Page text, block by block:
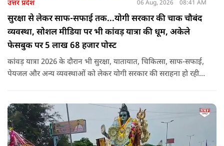
उत्तर प्रदेश 06 Aug, 2026 08:41 AM
सुरक्षा से लेकर साफ-सफाई तक...योगी सरकार की चाक चौबंद
व्यवस्था, सोशल मीडिया पर भी कांवड़ यात्रा की धूम, अकेले
फेसबुक पर 5 लाख 68 हजार पोस्ट
कांवड़ यात्रा 2026 के दौरान भी सुरक्षा, यातायात, चिकित्सा, साफ-सफाई,
पेयजल और अन्य व्यवस्थाओं को लेकर योगी सरकार की सराहना हो रही